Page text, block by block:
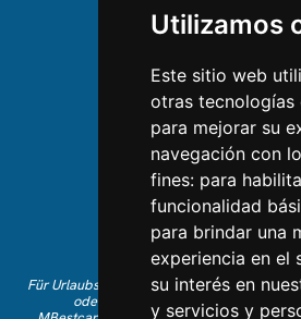
Utilizamos
Este sitio web
otras tecnologías
para mejorar su
navegación con
fines: para
funcionalidad
para brindar una
experiencia en el
su interés en
y servicios y
Über uns
KONTAKTIEREN
Kontaktieren Sie
Folgen Sie uns auf
Gefällt Ihnen auf
Finden Sie uns auf
Für Urlaubsbuchungen auf Englisch rufen
oder schreiben Sie eine E-Mail an